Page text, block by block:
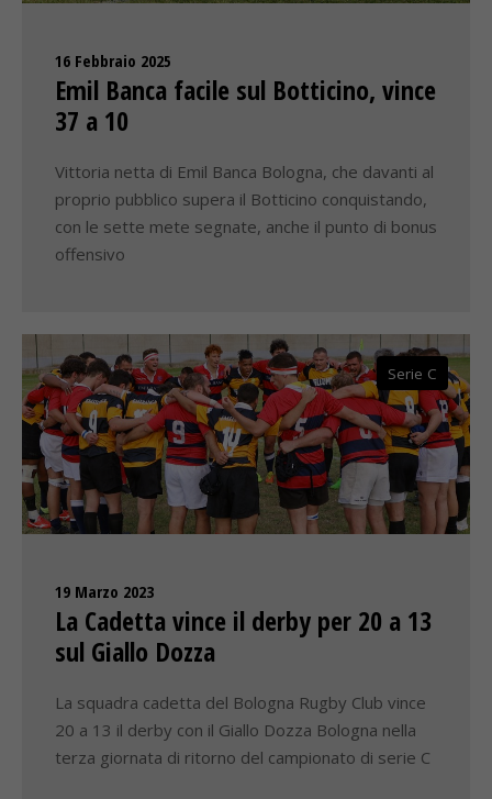
16 Febbraio 2025
Emil Banca facile sul Botticino, vince
37 a 10
Vittoria netta di Emil Banca Bologna, che davanti al
proprio pubblico supera il Botticino conquistando,
con le sette mete segnate, anche il punto di bonus
offensivo
Serie C
19 Marzo 2023
La Cadetta vince il derby per 20 a 13
sul Giallo Dozza
La squadra cadetta del Bologna Rugby Club vince
20 a 13 il derby con il Giallo Dozza Bologna nella
terza giornata di ritorno del campionato di serie C